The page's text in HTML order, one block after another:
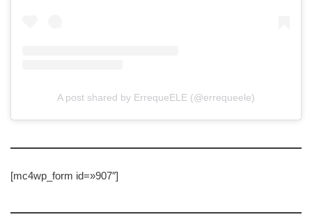
A post shared by ErrequeELE (@errequeele)
[mc4wp_form id=»907″]